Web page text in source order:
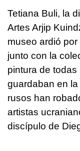
Tetiana Buli, la
Artes Arjip
museo ardió
junto con la
pintura de
guardaban en
rusos han
artistas
discípulo de